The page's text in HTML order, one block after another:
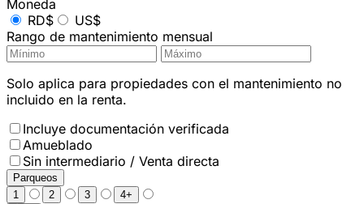
Moneda
RD$
US$
Rango de mantenimiento mensual
Solo aplica para propiedades con el mantenimiento no
incluido en la renta.
Incluye documentación verificada
Amueblado
Sin intermediario / Venta directa
Parqueos
1
2 3
4+